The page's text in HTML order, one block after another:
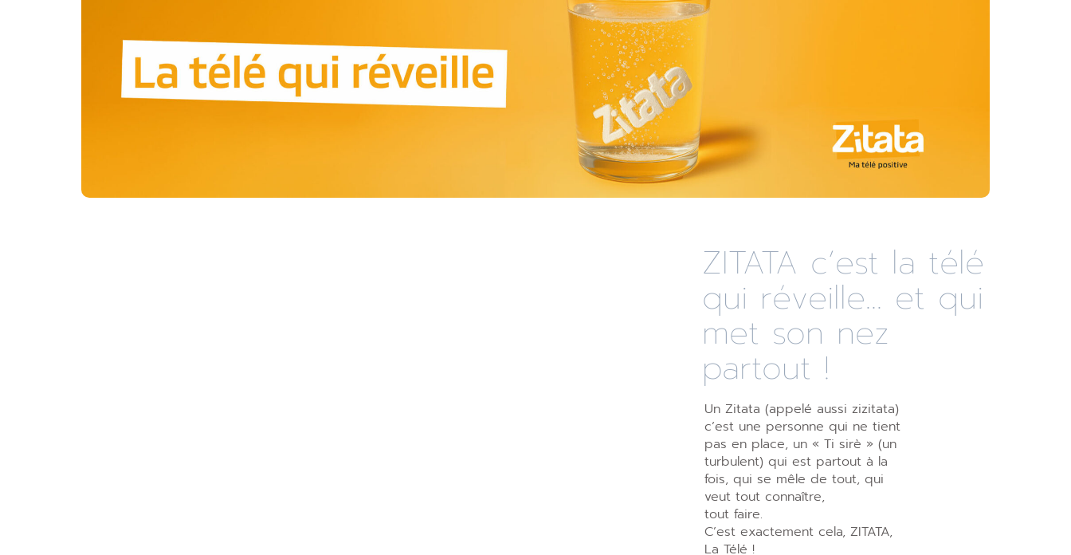
ZITATA c’est la télé
qui réveille... et qui
met son nez
partout !
Un Zitata (appelé aussi zizitata)
c’est une personne qui ne tient
pas en place, un « Ti sirè » (un
turbulent) qui est partout à la
fois, qui se mêle de tout, qui
veut tout connaître,
tout faire.
C’est exactement cela, ZITATA,
La Télé !